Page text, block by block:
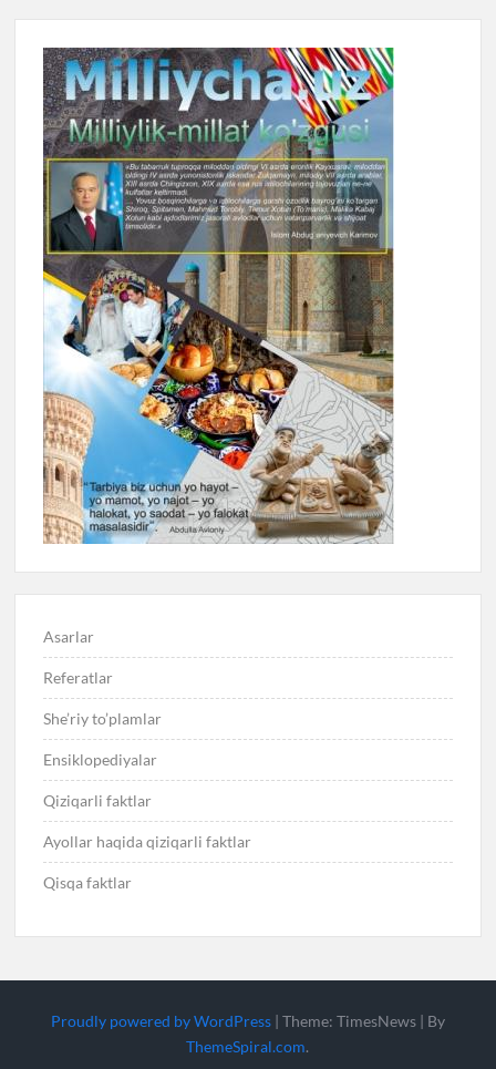
Asarlar
Referatlar
She’riy to’plamlar
Ensiklopediyalar
Qiziqarli faktlar
Ayollar haqida qiziqarli faktlar
Qisqa faktlar
Proudly powered by WordPress | Theme: TimesNews | By
ThemeSpiral.com.